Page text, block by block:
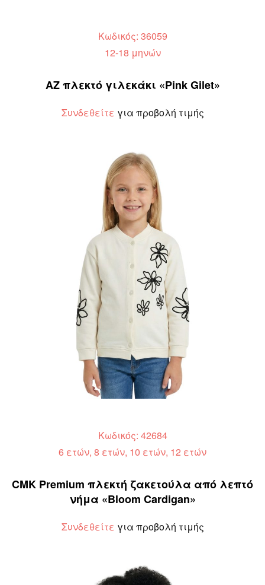
Κωδικός: 36059
12-18 μηνών
AZ πλεκτό γιλεκάκι «Pink Gilet»
Συνδεθείτε για προβολή τιμής
Κωδικός: 42684
6 ετών, 8 ετών, 10 ετών, 12 ετών
CMK Premium πλεκτή ζακετούλα από λεπτό
νήμα «Bloom Cardigan»
Συνδεθείτε για προβολή τιμής